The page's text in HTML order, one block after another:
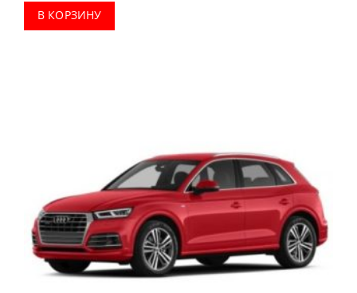
В КОРЗИНУ